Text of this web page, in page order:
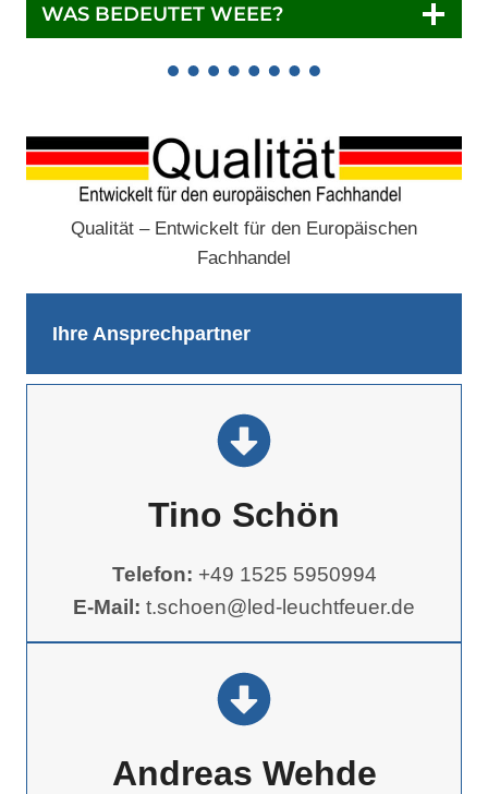
WAS BEDEUTET WEEE?
Qualität – Entwickelt für den Europäischen
Fachhandel
Ihre Ansprechpartner
Tino Schön
Telefon: +49 1525 5950994
E-Mail: t.schoen@led-leuchtfeuer.de
Andreas Wehde